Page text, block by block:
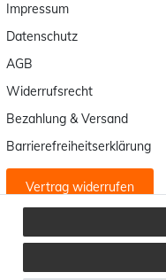
Impressum
Datenschutz
AGB
Widerrufsrecht
Bezahlung & Versand
Barrierefreiheitserklärung
Vertrag widerrufen